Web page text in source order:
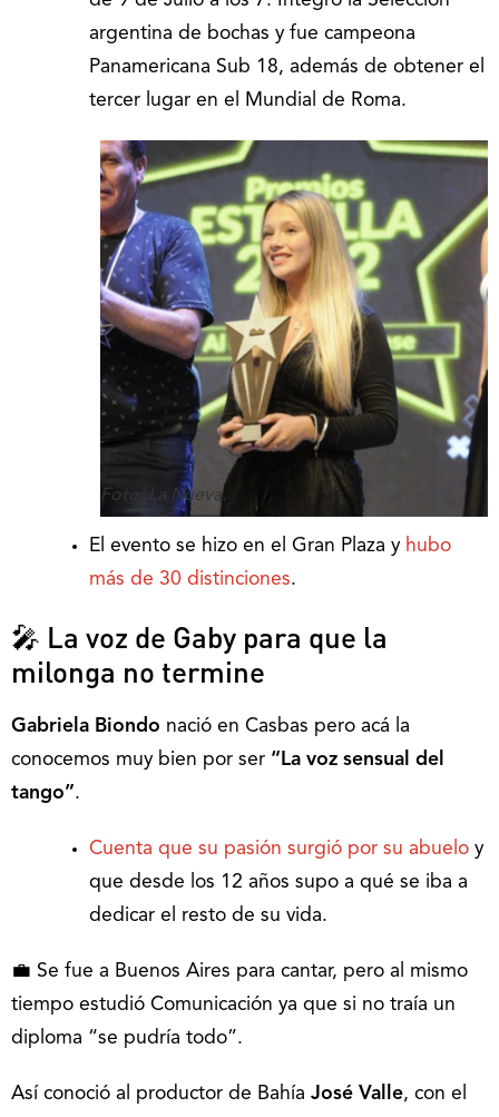
argentina de bochas y fue campeona
Panamericana Sub 18, además de obtener el
tercer lugar en el Mundial de Roma.
Foto: La Nueva.
El evento se hizo en el Gran Plaza y hubo
más de 30 distinciones.
🎤 La voz de Gaby para que la
milonga no termine
Gabriela Biondo nació en Casbas pero acá la
conocemos muy bien por ser “La voz sensual del
tango”.
Cuenta que su pasión surgió por su abuelo y
que desde los 12 años supo a qué se iba a
dedicar el resto de su vida.
💼 Se fue a Buenos Aires para cantar, pero al mismo
tiempo estudió Comunicación ya que si no traía un
diploma “se pudría todo”.
Así conoció al productor de Bahía José Valle, con el